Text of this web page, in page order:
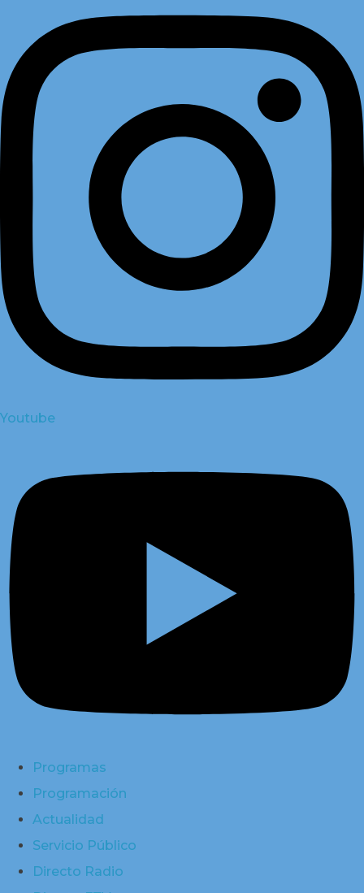
Youtube
Programas
Programación
Actualidad
Servicio Público
Directo Radio